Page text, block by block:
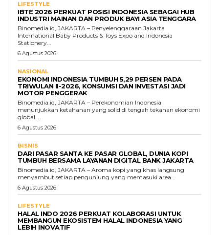
LIFESTYLE
IBTE 2026 PERKUAT POSISI INDONESIA SEBAGAI HUB
INDUSTRI MAINAN DAN PRODUK BAYI ASIA TENGGARA
Binomedia.id, JAKARTA – Penyelenggaraan Jakarta
International Baby Products & Toys Expo and Indonesia
Stationery...
6 Agustus 2026
NASIONAL
EKONOMI INDONESIA TUMBUH 5,29 PERSEN PADA
TRIWULAN II-2026, KONSUMSI DAN INVESTASI JADI
MOTOR PENGGERAK
Binomedia.id, JAKARTA – Perekonomian Indonesia
menunjukkan ketahanan yang solid di tengah tekanan ekonomi
global....
6 Agustus 2026
BISNIS
DARI PASAR SANTA KE PASAR GLOBAL, DUNIA KOPI
TUMBUH BERSAMA LAYANAN DIGITAL BANK JAKARTA
Binomedia.id, JAKARTA – Aroma kopi yang khas langsung
menyambut setiap pengunjung yang memasuki area...
6 Agustus 2026
LIFESTYLE
HALAL INDO 2026 PERKUAT KOLABORASI UNTUK
MEMBANGUN EKOSISTEM HALAL INDONESIA YANG
LEBIH INOVATIF